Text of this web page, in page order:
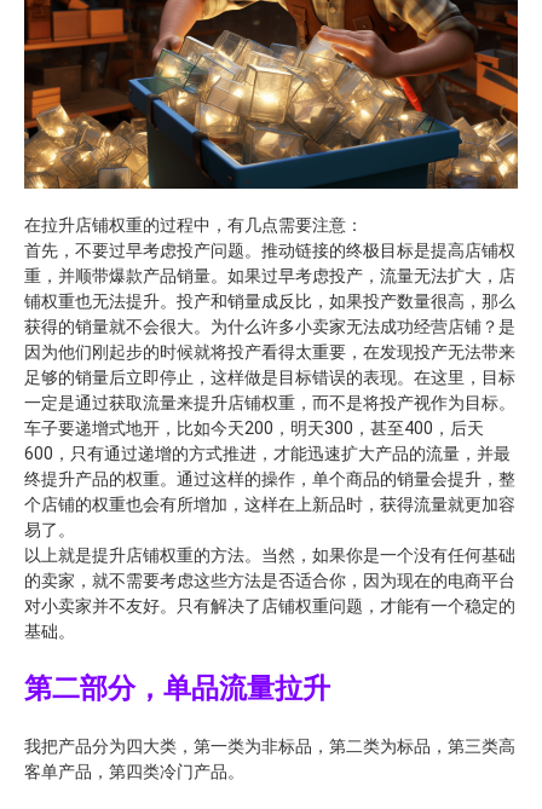
在拉升店铺权重的过程中，有几点需要注意：
首先，不要过早考虑投产问题。推动链接的终极目标是提高店铺权
重，并顺带爆款产品销量。如果过早考虑投产，流量无法扩大，店
铺权重也无法提升。投产和销量成反比，如果投产数量很高，那么
获得的销量就不会很大。为什么许多小卖家无法成功经营店铺？是
因为他们刚起步的时候就将投产看得太重要，在发现投产无法带来
足够的销量后立即停止，这样做是目标错误的表现。在这里，目标
一定是通过获取流量来提升店铺权重，而不是将投产视作为目标。
车子要递增式地开，比如今天200，明天300，甚至400，后天
600，只有通过递增的方式推进，才能迅速扩大产品的流量，并最
终提升产品的权重。通过这样的操作，单个商品的销量会提升，整
个店铺的权重也会有所增加，这样在上新品时，获得流量就更加容
易了。
以上就是提升店铺权重的方法。当然，如果你是一个没有任何基础
的卖家，就不需要考虑这些方法是否适合你，因为现在的电商平台
对小卖家并不友好。只有解决了店铺权重问题，才能有一个稳定的
基础。
第二部分，单品流量拉升
我把产品分为四大类，第一类为非标品，第二类为标品，第三类高
客单产品，第四类冷门产品。